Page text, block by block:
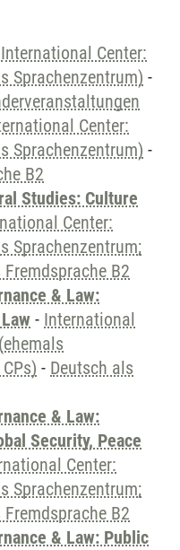
International Center:
Sprachenzentrum) -
Center:
Sprachenzentrum) -
B2
Studies: Culture
Center:
Sprachenzentrum;
B2
& Law:
- International
- Deutsch als
& Law:
Security, Peace
Center:
Sprachenzentrum;
B2
& Law: Public